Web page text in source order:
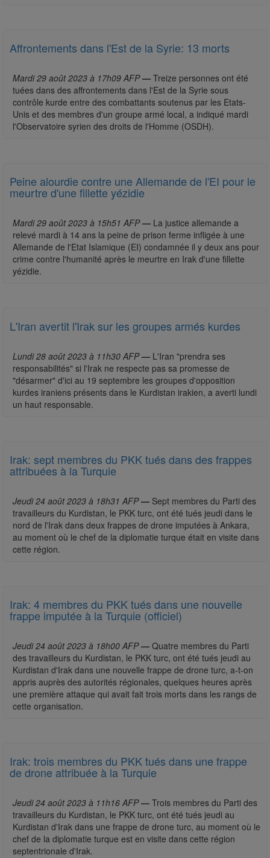
Affrontements dans l'Est de la Syrie: 13 morts
Mardi 29 août 2023 à 17h09 AFP — Treize personnes ont été
tuées dans des affrontements dans l'Est de la Syrie sous
contrôle kurde entre des combattants soutenus par les Etats-
Unis et des membres d'un groupe armé local, a indiqué mardi
l'Observatoire syrien des droits de l'Homme (OSDH).
Peine alourdie contre une Allemande de l'EI pour le
meurtre d'une fillette yézidie
Mardi 29 août 2023 à 15h51 AFP — La justice allemande a
relevé mardi à 14 ans la peine de prison ferme infligée à une
Allemande de l'Etat Islamique (EI) condamnée il y deux ans pour
crime contre l'humanité après le meurtre en Irak d'une fillette
yézidie.
L'Iran avertit l'Irak sur les groupes armés kurdes
Lundi 28 août 2023 à 11h30 AFP — L'Iran "prendra ses
responsabilités" si l'Irak ne respecte pas sa promesse de
"désarmer" d'ici au 19 septembre les groupes d'opposition
kurdes iraniens présents dans le Kurdistan irakien, a averti lundi
un haut responsable.
Irak: sept membres du PKK tués dans des frappes
attribuées à la Turquie
Jeudi 24 août 2023 à 18h31 AFP — Sept membres du Parti des
travailleurs du Kurdistan, le PKK turc, ont été tués jeudi dans le
nord de l'Irak dans deux frappes de drone imputées à Ankara,
au moment où le chef de la diplomatie turque était en visite dans
cette région.
Irak: 4 membres du PKK tués dans une nouvelle
frappe imputée à la Turquie (officiel)
Jeudi 24 août 2023 à 18h00 AFP — Quatre membres du Parti
des travailleurs du Kurdistan, le PKK turc, ont été tués jeudi au
Kurdistan d'Irak dans une nouvelle frappe de drone turc, a-t-on
appris auprès des autorités régionales, quelques heures après
une première attaque qui avait fait trois morts dans les rangs de
cette organisation.
Irak: trois membres du PKK tués dans une frappe
de drone attribuée à la Turquie
Jeudi 24 août 2023 à 11h16 AFP — Trois membres du Parti des
travailleurs du Kurdistan, le PKK turc, ont été tués jeudi au
Kurdistan d'Irak dans une frappe de drone turc, au moment où le
chef de la diplomatie turque est en visite dans cette région
septentrionale d'Irak.